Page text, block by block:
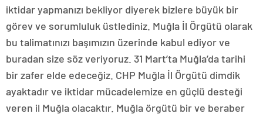
iktidar yapmanızı bekliyor diyerek bizlere büyük bir
görev ve sorumluluk üstlediniz. Muğla İl Örgütü olarak
bu talimatınızı başımızın üzerinde kabul ediyor ve
buradan size söz veriyoruz. 31 Mart’ta Muğla’da tarihi
bir zafer elde edeceğiz. CHP Muğla İl Örgütü dimdik
ayaktadır ve iktidar mücadelemize en güçlü desteği
veren il Muğla olacaktır. Muğla örgütü bir ve beraber